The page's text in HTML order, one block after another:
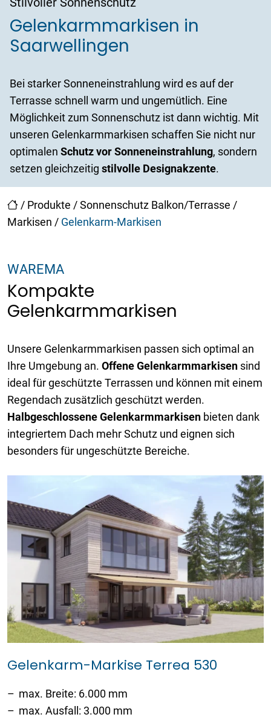
/ Produkte /Sonnenschutz Balkon/Terrasse /
Markisen / Gelenkarm-Markisen
Gelenkarmmarkisen in
Saarwellingen
Bei starker Sonneneinstrahlung wird es auf der
Terrasse schnell warm und ungemütlich. Eine
Möglichkeit zum Sonnenschutz ist dann wichtig. Mit
unseren Gelenkarmmarkisen schaffen Sie nicht nur
optimalen Schutz vor Sonneneinstrahlung, sondern
setzen gleichzeitig stilvolle Designakzente.
WAREMA
Kompakte
Gelenkarmmarkisen
Unsere Gelenkarmmarkisen passen sich optimal an
Ihre Umgebung an. Offene Gelenkarmmarkisen sind
ideal für geschützte Terrassen und können mit einem
Regendach zusätzlich geschützt werden.
Halbgeschlossene Gelenkarmmarkisen bieten dank
integriertem Dach mehr Schutz und eignen sich
besonders für ungeschützte Bereiche.
Gelenkarm-Markise Terrea 530
max. Breite: 6.000 mm
max. Ausfall: 3.000 mm